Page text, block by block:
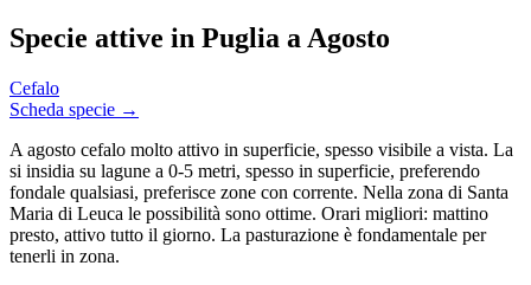
Specie attive in Puglia aAgosto
Cefalo
Scheda specie →
A agosto cefalo molto attivo in superficie, spesso visibile a vista. La
si insidia su lagune a 0-5 metri, spesso in superficie, preferendo
fondale qualsiasi, preferisce zone con corrente. Nella zona di Santa
Maria di Leuca le possibilità sono ottime. Orari migliori: mattino
presto, attivo tutto il giorno. La pasturazione è fondamentale per
tenerli in zona.